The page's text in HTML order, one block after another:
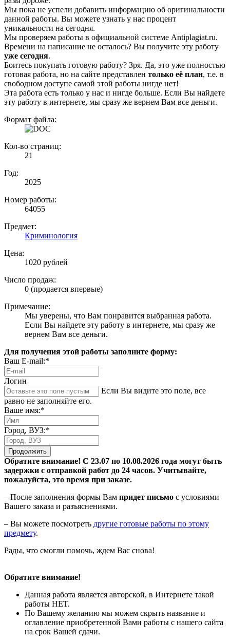
Мы пока не успели добавить информацию об оригинальности
данной работы. Вы можете узнать у нас процент
уникальности на сегодня.
Мы проверяем работы в официальной системе Аntiplagiat.ru.
Времени на написание не осталось? Вы получите эту работу
уже сегодня.
Боитесь покупать готовую работу? Зря. Да, это уже полностью
готовая работа, но на сайте представлен только её план, т.е. в
свободном доступе самой этой работы нигде нет!
Эта работа есть только у нас и нигде больше. Если Вы найдете
эту работу в интернете, мы сразу же вернем Вам все деньги.
Формат файла:
Кол-во страниц:
21
Год:
2025
Номер работы:
64055
Предмет:
Криминология
Цена:
1020 рублей
Число продаж:
0 (продается впервые)
Примечание:
Мы уверены, что Вам понравится выбранная работа.
Если Вы найдете эту работу в интернете, мы сразу же
вернем Вам все деньги.
Для получения этой работы заполните форму:
Ваш E-mail:*
Логин
Если Вы видите это поле, все
равно не заполняйте его.
Ваше имя:*
Город, ВУЗ:*
Продолжить
Обратите внимание! С 23.07 по 10.08.2026 года могут быть
задержки с отправкой работ до 24 часов. Учитывайте,
пожалуйста, это время при заказе.
– После заполнения формы Вам придет письмо с условиями
Вашего заказа и разъяснениями.
– Вы можете посмотреть другие готовые работы по этому
предмету.
Рады, что смогли помочь, ждем Вас снова!
Обратите внимание!
Данная работа является авторской, в Интернете такой
работы НЕТ.
По Вашему желанию мы можем скрыть название и
оглавление приобретенной Вами работы с нашего сайта
на срок Вашей сдачи.